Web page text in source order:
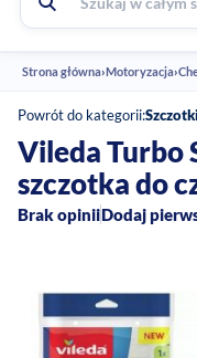
Strona główna›Motoryzacja›
Powrót do kategorii:Szczotki
Vileda Turbo
szczotka do
Brak opiniiDodaj